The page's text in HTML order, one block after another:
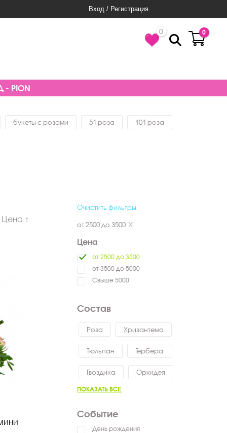
Вход / Регистрация
0 0
PION
букеты с розами 51 роза 101 роза
Цена ↑
Очистить фильтры
от 2500 до 3500
Цена
от 2500 до 3500
от 3500 до 5000
Свыше 5000
Состав
Роза Хризантема
Тюльпан Гербера
Гвоздика Орхидея
ПОКАЗАТЬ ВСЁ
Событие
День рождения